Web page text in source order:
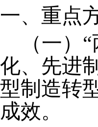
一、 重点
（一）
化、 先进
型制造转
成效。